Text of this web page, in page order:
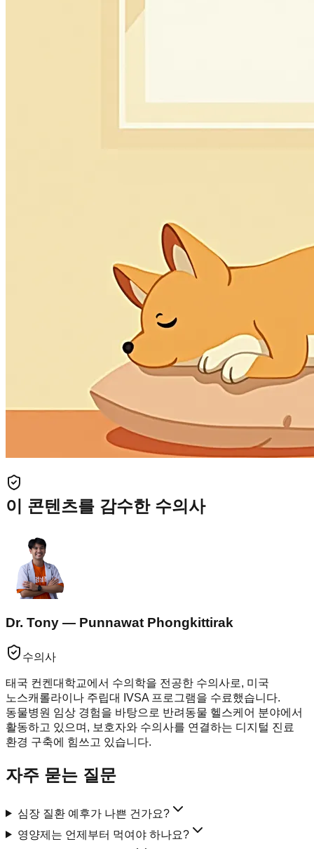
이 콘텐츠를 감수한 수의사
Dr. Tony — Punnawat Phongkittirak
수의사
태국 컨켄대학교에서 수의학을 전공한 수의사로, 미국
노스캐롤라이나 주립대 IVSA 프로그램을 수료했습니다.
동물병원 임상 경험을 바탕으로 반려동물 헬스케어 분야에서
활동하고 있으며, 보호자와 수의사를 연결하는 디지털 진료
환경 구축에 힘쓰고 있습니다.
자주 묻는 질문
심장 질환 예후가 나쁜 건가요?
영양제는 언제부터 먹여야 하나요?